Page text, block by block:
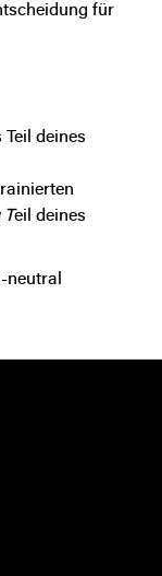
für
deines
Teil deines